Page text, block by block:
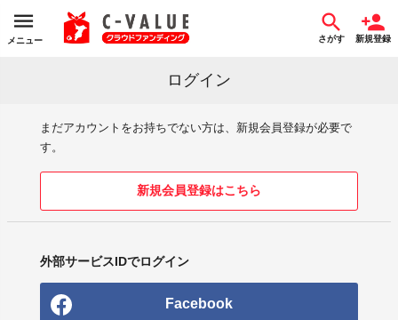
メニュー さがす 新規登録
ログイン
まだアカウントをお持ちでない方は、新規会員登録が必要で
す。
新規会員登録はこちら
外部サービスIDでログイン
Facebook